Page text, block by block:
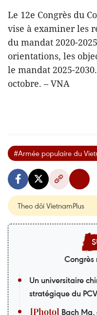
Le 12e Congrès du
vise à examiner les
du mandat 2020-
orientations, les
le mandat 2025-
octobre. – VNA
#Armée populaire du
Theo dõi VietnamPlus
Congrès
Un universitaire
stratégique du
Bach